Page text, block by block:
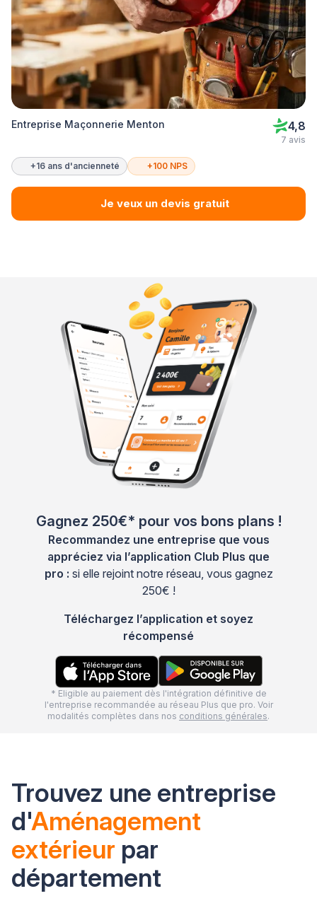
Entreprise Maçonnerie Menton 4,8
7 avis
+16 ans d'ancienneté +100 NPS
Je veux un devis gratuit
Gagnez 250€* pour vos bons plans !
Recommandez une entreprise que vous
appréciez via l’application Club Plus que
pro : si elle rejoint notre réseau, vous gagnez
250€ !
Téléchargez l’application et soyez
récompensé
* Eligible au paiement dès l'intégration définitive de
l'entreprise recommandée au réseau Plus que pro. Voir
modalités complètes dans nos conditions générales.
Trouvez une entreprise
d'Aménagement
extérieur par
département